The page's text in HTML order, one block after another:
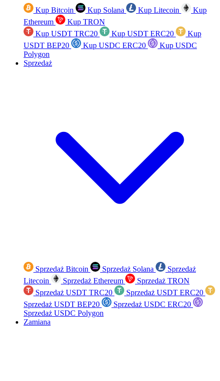
Kup Bitcoin Kup Solana Kup Litecoin
Kup
Ethereum
Kup TRON
Kup USDT TRC20
Kup USDT ERC20
Kup
USDT BEP20
Kup USDC ERC20
Kup USDC
Polygon
Sprzedaż
Sprzedaż Bitcoin Sprzedaż Solana
Sprzedaż
Litecoin
Sprzedaż Ethereum
Sprzedaż TRON
Sprzedaż USDT TRC20
Sprzedaż USDT ERC20
Sprzedaż USDT BEP20
Sprzedaż USDC ERC20
Sprzedaż USDC Polygon
Zamiana